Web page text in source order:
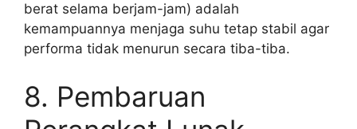
berat selama berjam-jam) adalah
kemampuannya menjaga suhu tetap stabil agar
performa tidak menurun secara tiba-tiba.
8. Pembaruan